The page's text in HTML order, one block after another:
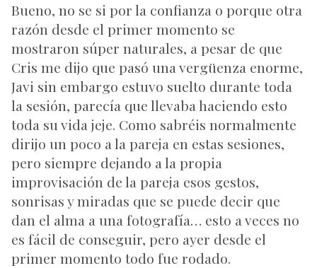
Bueno, no se si por la confianza o porque otra
razón desde el primer momento se
mostraron súper naturales, a pesar de que
Cris me dijo que pasó una vergüenza enorme,
Javi sin embargo estuvo suelto durante toda
la sesión, parecía que llevaba haciendo esto
toda su vida jeje. Como sabréis normalmente
dirijo un poco a la pareja en estas sesiones,
pero siempre dejando a la propia
improvisación de la pareja esos gestos,
sonrisas y miradas que se puede decir que
dan el alma a una fotografía… esto a veces no
es fácil de conseguir, pero ayer desde el
primer momento todo fue rodado.